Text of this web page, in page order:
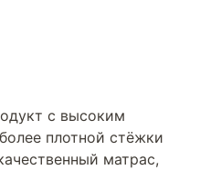
с высоким
плотной стёжки
матрас,